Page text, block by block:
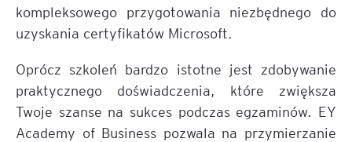
kompleksowego przygotowania niezbędnego do
uzyskania certyfikatów Microsoft.
Oprócz szkoleń bardzo istotne jest zdobywanie
praktycznego doświadczenia, które zwiększa
Twoje szanse na sukces podczas egzaminów. EY
Academy of Business pozwala na przymierzanie